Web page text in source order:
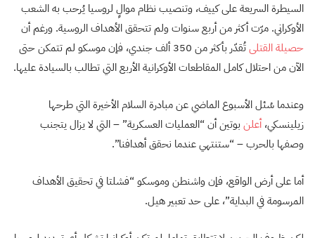
السيطرة السريعة على كييف، وتنصيب نظام موالٍ لروسيا يُرحب به الشعب
الأوكراني. مرّت أكثر من أربع سنوات ولم تتحقق الأهداف الروسية. ورغم أن
حصيلة القتلى
تُقدّر بأكثر من 350 ألف جندي، فإن موسكو لم تتمكن حتى
الآن من احتلال كامل المقاطعات الأوكرانية الأربع التي تطالب بالسيادة عليها.
وعندما سُئل الأسبوع الماضي عن مبادرة السلام الأخيرة التي طرحها
زيلينسكي،أعلن بوتين أن “العمليات العسكرية” – التي لا يزال يتجنب
وصفها بالحرب – “ستنتهي عندما نحقق أهدافنا”.
أما على أرض الواقع، فإن واشنطن وموسكو “فشلتا في تحقيق الأهداف
المرسومة في البداية”، على حد تعبير هيل.